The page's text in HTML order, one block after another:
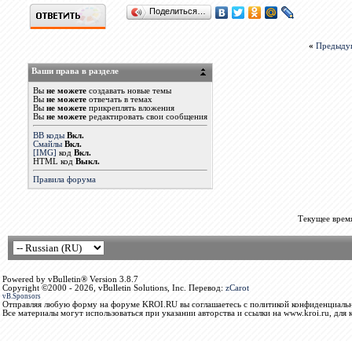
Поделиться…
«
Ваши права в разделе
Вы не можетесоздавать новые темы
Вы не можетеотвечать в темах
Вы не можетеприкреплять вложения
Вы не можетередактировать свои сообщения
BB коды Вкл.
Смайлы Вкл.
[IMG] код Вкл.
HTML код Выкл.
Правила форума
Текущее
Powered by vBulletin® Version 3.8.7
Copyright ©2000 - 2026, vBulletin Solutions, Inc. Перевод: zCarot
vB.Sponsors
Отправляя любую форму на форуме KROI.RU вы соглашаетесь с политикой
Все материалы могут использоваться при указании авторства и ссылки на www.kroi.ru, для